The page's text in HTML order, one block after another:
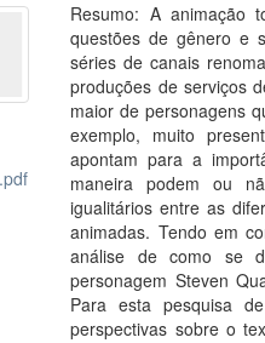
Resumo: A animação
questões de gênero e
séries de canais
produções de serviços
maior de personagens
exemplo, muito
apontam para a
maneira podem ou
igualitários entre as
animadas. Tendo em
análise de como se
personagem Steven
Para esta pesquisa
perspectivas sobre o